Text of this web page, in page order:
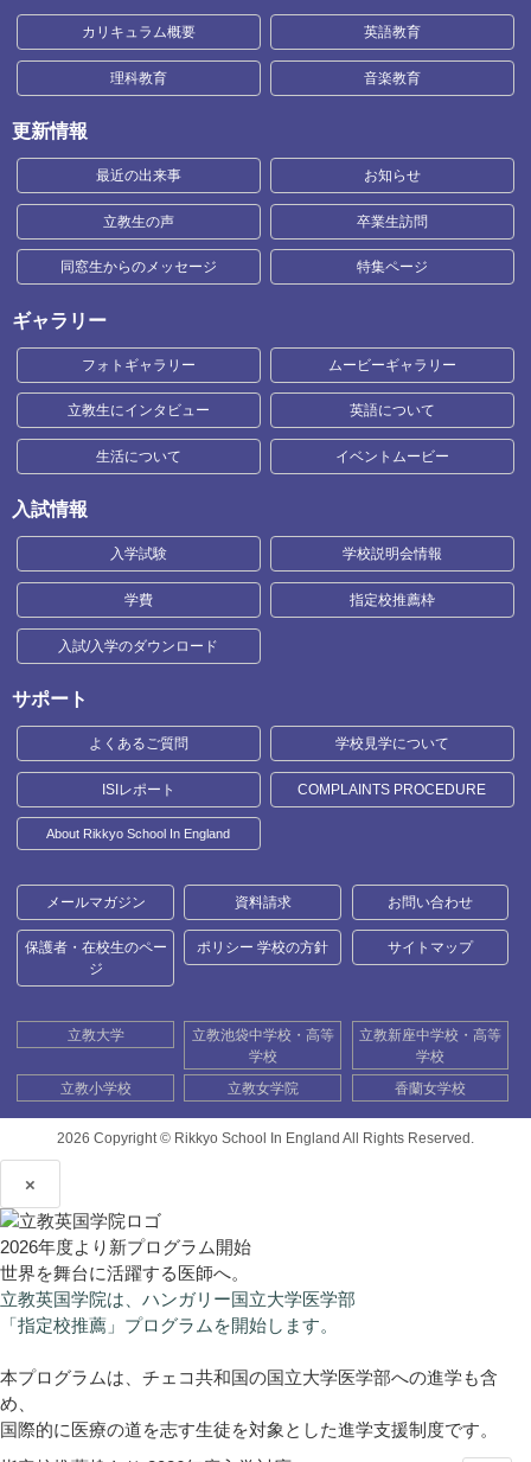
カリキュラム概要 英語教育
理科教育 音楽教育
更新情報
最近の出来事 お知らせ
立教生の声 卒業生訪問
同窓生からのメッセージ 特集ページ
ギャラリー
フォトギャラリー ムービーギャラリー
立教生にインタビュー 英語について
生活について イベントムービー
入試情報
入学試験 学校説明会情報
学費 指定校推薦枠
入試/入学のダウンロード
サポート
よくあるご質問 学校見学について
ISIレポート COMPLAINTS PROCEDURE
About Rikkyo School In England
メールマガジン 資料請求 お問い合わせ
保護者・在校生のペー
ジ
ポリシー 学校の方針 サイトマップ
立教大学
立教池袋中学校・高等
学校
立教新座中学校・高等
学校
立教小学校
立教女学院 香蘭女学校
2026 Copyright © Rikkyo School In England All Rights Reserved.
×
2026年度より新プログラム開始
世界を舞台に活躍する医師へ。
立教英国学院は、ハンガリー国立大学医学部
「指定校推薦」プログラムを開始します。
本プログラムは、チェコ共和国の国立大学医学部への進学も含
め、
国際的に医療の道を志す生徒を対象とした進学支援制度です。